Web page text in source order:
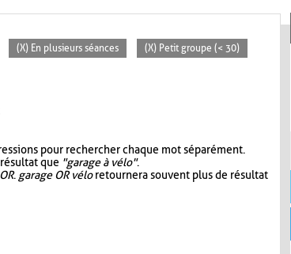
(X) En plusieurs séances (X) Petit groupe (< 30)
pour rechercher chaque mot séparément.
que "garage à vélo".
OR. garage OR véloretournera souvent plus de résultat